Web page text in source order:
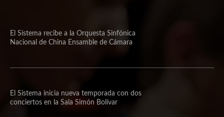
El Sistema recibe a la Orquesta Sinfónica
Nacional de China Ensamble de Cámara
El Sistema inicia nueva temporada con dos
conciertos en la Sala Simón Bolívar